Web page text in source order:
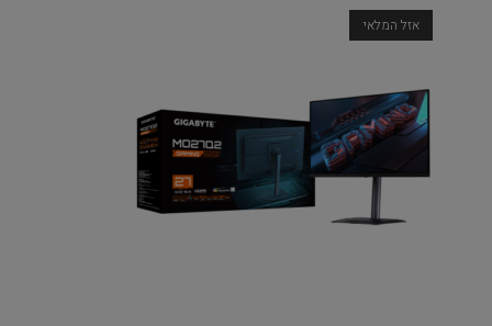
אזל המלאי